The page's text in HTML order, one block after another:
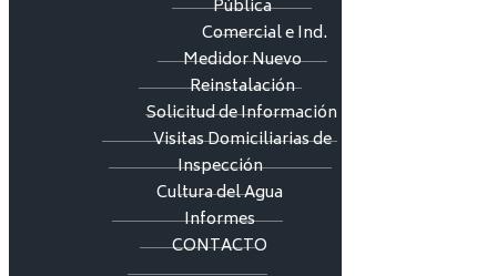
Pública
Comercial e Ind.
Medidor Nuevo
Reinstalación
Solicitud de Información
Visitas Domiciliarias de
Inspección
Cultura del Agua
Informes
CONTACTO